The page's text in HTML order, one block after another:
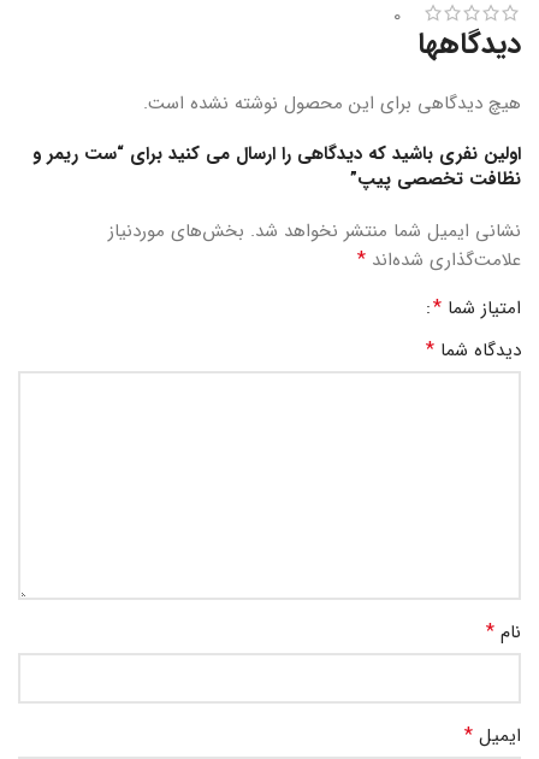
0
دیدگاهها
هیچ دیدگاهی برای این محصول نوشته نشده است.
اولین نفری باشید که دیدگاهی را ارسال می کنید برای “ست ریمر و
نظافت تخصصی پیپ”
نشانی ایمیل شما منتشر نخواهد شد. بخش‌های موردنیاز
علامت‌گذاری شده‌اند *
امتیاز شما *
دیدگاه شما *
نام *
ایمیل *